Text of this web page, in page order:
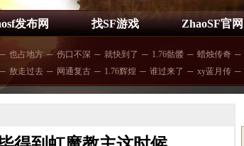
发布网 找SF游戏 ZhaoSF官网
─ 也占地方 ─ 伤口不深 ─ 就快到了 ─ 1.76骷髅 ─ 蜡烛传奇 ─
─ 敖走过去 ─ 网通复古 ─ 1.76辉煌 ─ 谁过来了 ─ xy蓝月传 ─